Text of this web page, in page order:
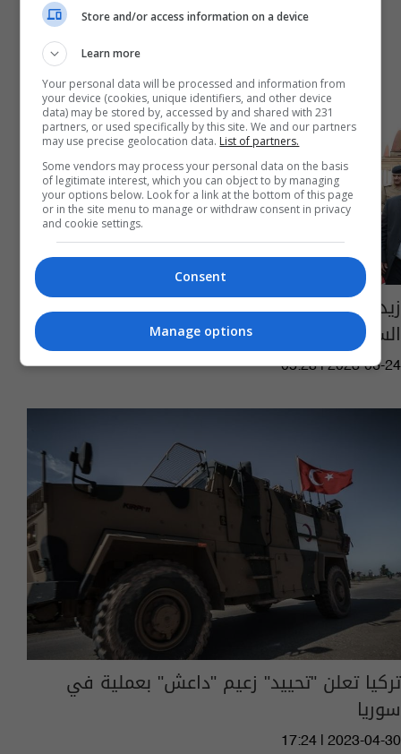
زيدان يشدد على حسم قضايا المواطنين حسب
السقوف الزمنية المحدّدة
05:28 | 2023-06-24
تركيا تعلن "تحييد" زعيم "داعش" بعملية في
سوريا
17:24 | 2023-04-30
Store and/or access information on a device
Learn more
Your personal data will be processed and information from
your device (cookies, unique identifiers, and other device
data) may be stored by, accessed by and shared with 231
partners, or used specifically by this site. We and our partners
may use precise geolocation data. List of partners.
Some vendors may process your personal data on the basis
of legitimate interest, which you can object to by managing
your options below. Look for a link at the bottom of this page
or in the site menu to manage or withdraw consent in privacy
and cookie settings.
Consent
Manage options